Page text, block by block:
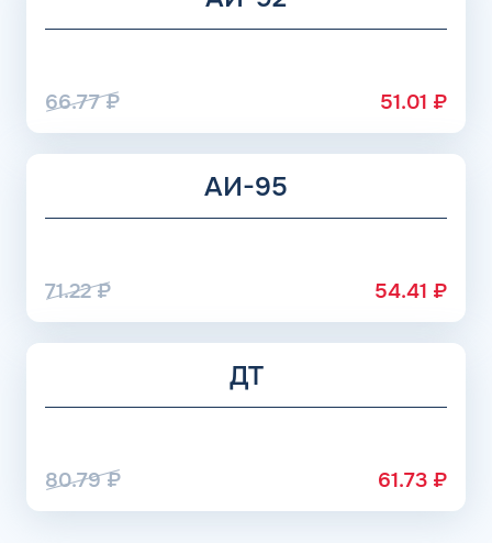
значений до -120 градусов (зависит от изготовителя), в
жидкость добавляются недешевые присадки, но и
66.77₽ 51.01 ₽
АИ-95
71.22₽ 54.41 ₽
ДТ
80.79₽ 61.73 ₽